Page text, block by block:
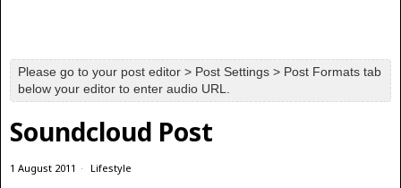
Please go to your post editor > Post Settings > Post Formats tab
below your editor to enter audio URL.
Soundcloud Post
1 August 2011 Lifestyle